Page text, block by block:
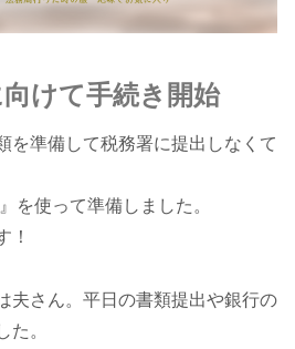
けて手続き開始
を準備して税務署に提出しなくて
を使って準備しました。
！
夫さん。平日の書類提出や銀行の
た。